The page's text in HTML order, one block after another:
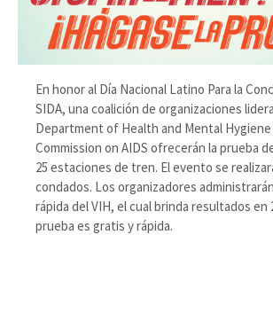
En honor al Día Nacional Latino Para la
SIDA, una coalición de organizaciones
Department of Health and Mental
Commission on AIDS ofrecerán la prueba
25 estaciones de tren. El evento se
condados. Los organizadores
rápida del VIH, el cual brinda resultados en
prueba es gratis y rápida.